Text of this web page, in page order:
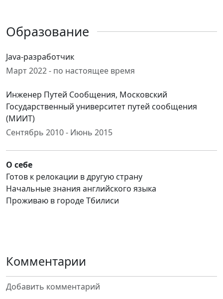
Образование
Java-разработчик
Март 2022 - по настоящее время
Инженер Путей Сообщения, Московский
Государственный университет путей сообщения
(МИИТ)
Сентябрь 2010 - Июнь 2015
О себе
Готов к релокации в другую страну
Начальные знания английского языка
Проживаю в городе Тбилиси
Комментарии
Добавить комментарий